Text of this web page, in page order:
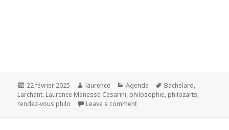
Publié
le
22 février 2025 Auteur
laurence Catégories
Agenda
Mots-
clés
Bachelard,
Larchant, Laurence Manesse Cesarini, philosophie, philozarts,
rendez-vous philo
Leave a comment